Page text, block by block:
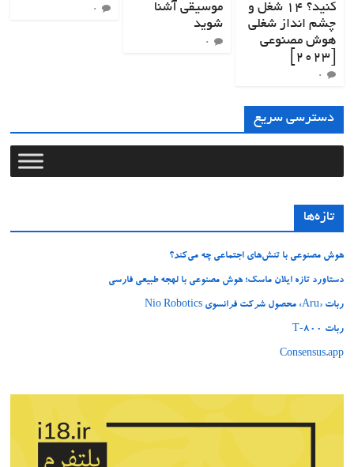
کنید؟ ۱۴ شغل و
چشم انداز شغلی
هوش مصنوعی
[۲۰۲۳]
۰
موسیقی آشنا
شوید
۰
۰
دسترسی سریع
تازه‌ها
هوش مصنوعی با تنش‌های اجتماعی چه می‌کند؟
دستاورد تازه ایلان ماسک؛ هوش مصنوعی با لهجه طبیعی فارسی
ربات «Aru» محصول شرکت فرانسوی Nio Robotics
ربات T‑800
Consensus.app